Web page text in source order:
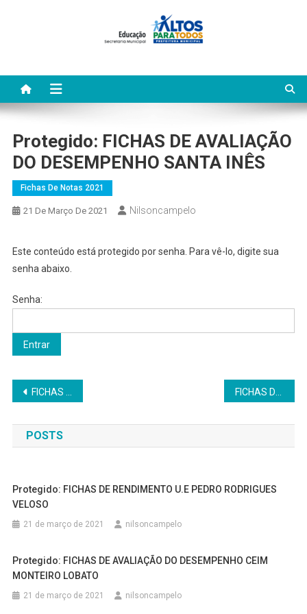
Protegido: FICHAS DE AVALIAÇÃO
DO DESEMPENHO SANTA INÊS
Fichas De Notas 2021
21 De Março De 2021 Nilsoncampelo
Este conteúdo está protegido por senha. Para vê-lo, digite sua
senha abaixo.
Senha:
Navegação
de
Post
FICHAS DE AVALIAÇÃO DO DESEMPENHO ZEZITA BARBOSA
POSTS
Protegido: FICHAS DE RENDIMENTO U.E PEDRO RODRIGUES
VELOSO
21 de março de 2021 nilsoncampelo
Protegido: FICHAS DE AVALIAÇÃO DO DESEMPENHO CEIM
MONTEIRO LOBATO
21 de março de 2021 nilsoncampelo